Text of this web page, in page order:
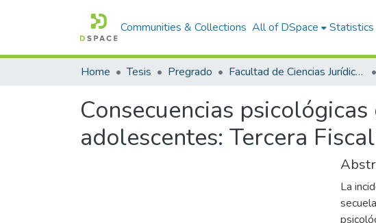
Communities & Collections All of DSpace Statistics
Home Tesis Pregrado Facultad de Ciencias Jurídicas y Políticas
Consecuencias
adolescentes: Tercera
La